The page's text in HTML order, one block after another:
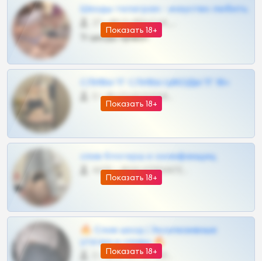
Показать 18+
Шкоды телеграм - искуство любить
27 •
Тг шкоды приват
Показать 18+
СЛИВЫ ТГ СЛИВЫ ШКОДЫ ТГ 18+
0 •
Показать 18+
слив блогерш и онлифанщиц
4675 •
Показать 18+
🔥 Слив шкод | Эксклюзивные
утечки и сливы 🔥
0 •